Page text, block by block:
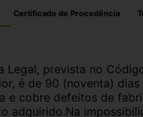
Certificado de Procedência
Legal, prevista no
é de 90 (noventa)
e cobre defeitos de
adquirido.Na